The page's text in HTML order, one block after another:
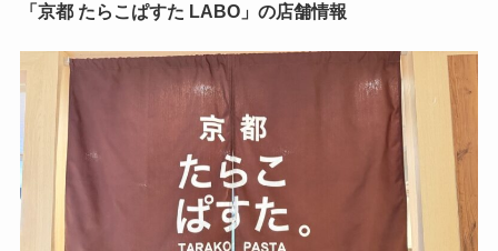
「京都 たらこぱすた LABO」の店舗情報